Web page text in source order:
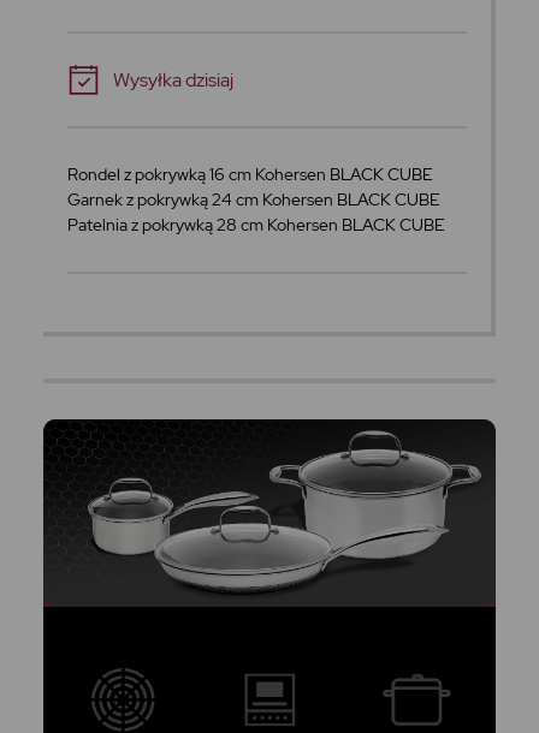
Wysyłka dzisiaj
Rondel z pokrywką 16 cm Kohersen BLACK CUBE
Garnek z pokrywką 24 cm Kohersen BLACK CUBE
Patelnia z pokrywką 28 cm Kohersen BLACK CUBE